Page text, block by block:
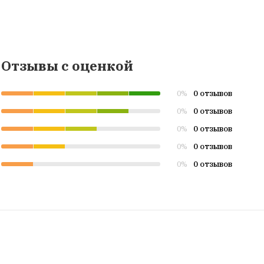
Отзывы с оценкой
0% 0 отзывов
0% 0 отзывов
0% 0 отзывов
0% 0 отзывов
0% 0 отзывов